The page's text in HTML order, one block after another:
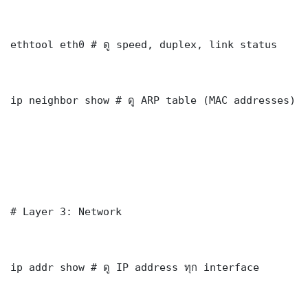
ethtool eth0 # ดู speed, duplex, link status
ip neighbor show # ดู ARP table (MAC addresses)
# Layer 3: Network
ip addr show # ดู IP address ทุก interface